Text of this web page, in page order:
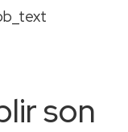
son